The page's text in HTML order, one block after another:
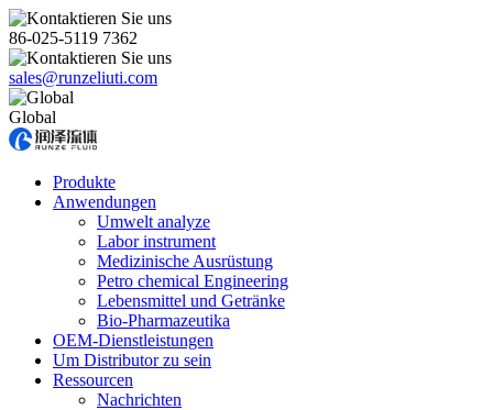
86-025-5119 7362
sales@runzeliuti.com
Global
Produkte
Anwendungen
Umwelt analyze
Labor instrument
Medizinische Ausrüstung
Petro chemical Engineering
Lebensmittel und Getränke
Bio-Pharmazeutika
OEM-Dienstleistungen
Um Distributor zu sein
Ressourcen
Nachrichten